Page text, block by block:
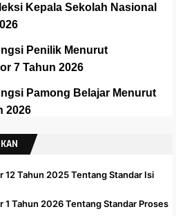
Kepala Sekolah Nasional
Penilik Menurut
7 Tahun 2026
Pamong Belajar Menurut
2026
Apalikasi e-Rapor SMA Versi
12 Tahun 2025 Tentang Standar Isi
1 Tahun 2026 Tentang Standar Proses